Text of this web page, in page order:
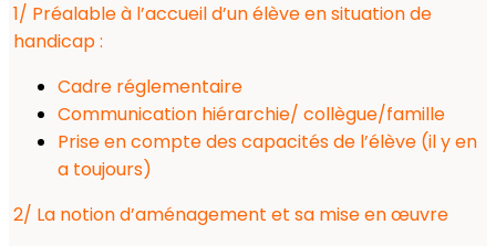
1/ Préalable à l’accueil d’un élève en situation de
handicap :
Cadre réglementaire
Communication hiérarchie/ collègue/famille
Prise en compte des capacités de l’élève (il y en
a toujours)
2/ La notion d’aménagement et sa mise en œuvre